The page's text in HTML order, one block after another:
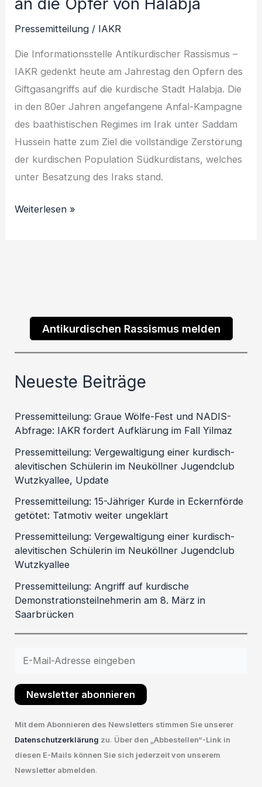
Pressemitteilung / IAKR
Die Informationsstelle Antikurdischer Rassismus –
IAKR gedenkt heute am Jahrestag den Opfern des
Giftgasangriffs auf die kurdische Stadt Halabja. Die
in den 80er Jahren angefangene Anfal-Kampagne
des baathistischen Regimes im Irak unter Saddam
Hussein hatte zum Ziel die vollständige Zerstörung
der kurdischen Population Südkurdistans, welches
unter Besatzung des Iraks stand.
Halabja
Weiterlesen »
Antikurdischen Rassismus melden
Neueste Beiträge
Pressemitteilung: Graue Wölfe-Fest und NADIS-
Abfrage: IAKR fordert Aufklärung im Fall Yilmaz
Pressemitteilung: Vergewaltigung einer kurdisch-
alevitischen Schülerin im Neuköllner Jugendclub
Wutzkyallee, Update
Pressemitteilung: 15-Jähriger Kurde in Eckernförde
getötet: Tatmotiv weiter ungeklärt
Pressemitteilung: Vergewaltigung einer kurdisch-
alevitischen Schülerin im Neuköllner Jugendclub
Wutzkyallee
Pressemitteilung: Angriff auf kurdische
Demonstrationsteilnehmerin am 8. März in
Saarbrücken
Newsletter abonnieren
Mit dem Abonnieren des Newsletters stimmen Sie unserer
Datenschutzerklärung zu. Über den „Abbestellen“-Link in
diesen E-Mails können Sie sich jederzeit von unserem
Newsletter abmelden.